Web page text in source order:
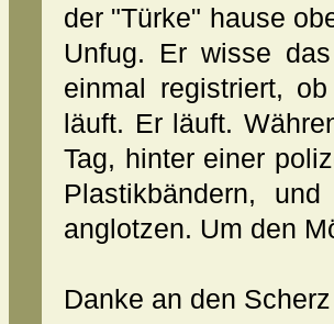
der "Türke" hause
Unfug. Er wisse
einmal registriert,
läuft. Er läuft.
Tag, hinter einer
Plastikbändern,
anglotzen. Um den
Danke an den